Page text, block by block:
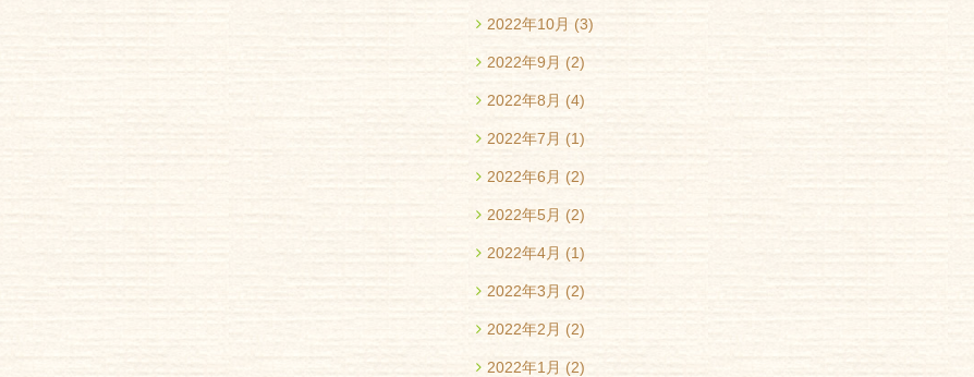
2022年10月 (3)
2022年9月 (2)
2022年8月 (4)
2022年7月 (1)
2022年6月 (2)
2022年5月 (2)
2022年4月 (1)
2022年3月 (2)
2022年2月 (2)
2022年1月 (2)